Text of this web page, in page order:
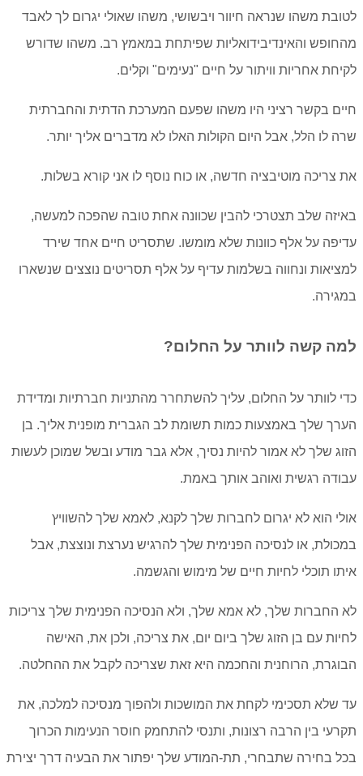
לטובת משהו שנראה חיוור ויבשושי, משהו שאולי יגרום לך לאבד
מהחופש והאינדיבידואליות שפיתחת במאמץ רב. משהו שדורש
לקיחת אחריות וויתור על חיים "נעימים" וקלים.
חיים בקשר רציני היו ‏משהו שפעם המערכת הדתית והחברתית
שרה לו הלל, אבל היום הקולות האלו לא מדברים אליך יותר.
את צריכה מוטיבציה חדשה, או כוח נוסף לו אני קורא בשלות.
באיזה שלב תצטרכי להבין שכוונה אחת טובה שהפכה למעשה,
עדיפה על אלף כוונות שלא מומשו. שתסריט חיים אחד שירד
למציאות ונחווה בשלמות עדיף על אלף תסריטים נוצצים שנשארו
במגירה.
למה קשה לוותר על החלום?
כדי לוותר על החלום, עליך להשתחרר מהתניות חברתיות ומדידת
הערך שלך באמצעות כמות תשומת לב הגברית מופנית אליך. בן
הזוג שלך לא אמור להיות נסיך, אלא גבר מודע ובשל שמוכן לעשות
עבודה רגשית ואוהב אותך באמת.
אולי הוא לא יגרום לחברות שלך לקנא, לאמא שלך להשוויץ
במכולת, או לנסיכה הפנימית שלך להרגיש נערצת ונוצצת, אבל
איתו תוכלי לחיות חיים של מימוש והגשמה.
לא החברות שלך, לא אמא שלך, ולא הנסיכה הפנימית שלך צריכות
לחיות עם בן הזוג שלך ביום יום, את צריכה, ולכן את, האישה
הבוגרת, הרוחנית והחכמה היא זאת שצריכה לקבל את ההחלטה.
עד שלא תסכימי לקחת את המושכות ולהפוך מנסיכה למלכה, את
תקרעי בין הרבה רצונות, ותנסי להתחמק חוסר הנעימות הכרוך
בכל בחירה שתבחרי, תת-המודע שלך יפתור את הבעיה דרך יצירת